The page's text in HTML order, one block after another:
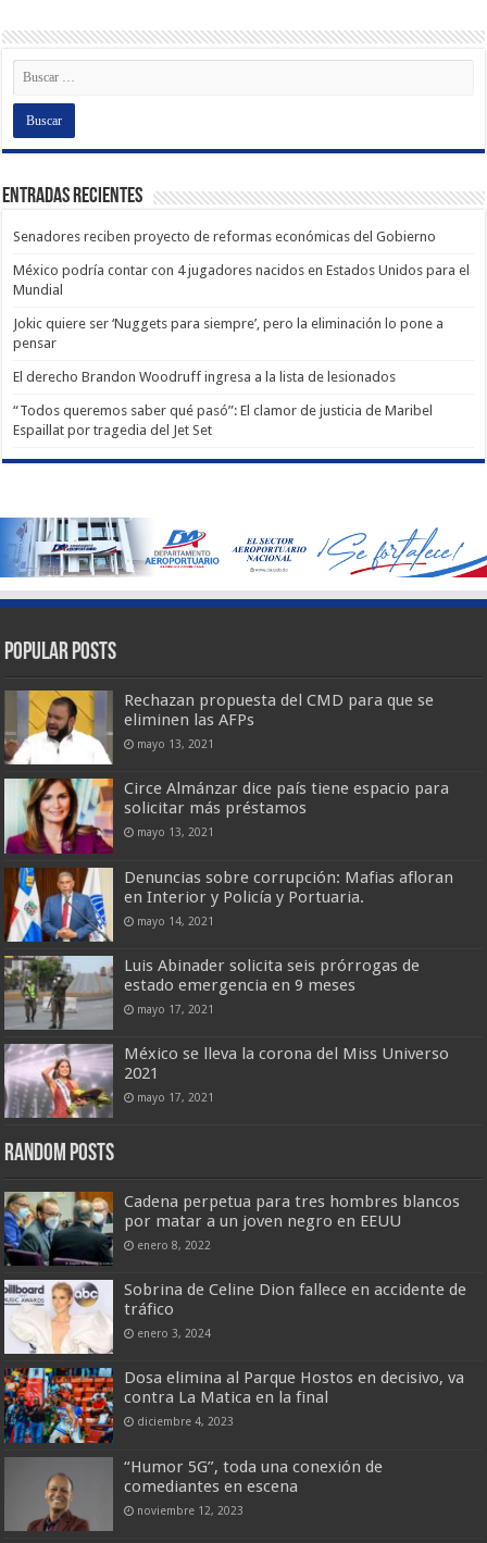
Entradas recientes
Senadores reciben proyecto de reformas económicas del Gobierno
México podría contar con 4 jugadores nacidos en Estados Unidos para el
Mundial
Jokic quiere ser ‘Nuggets para siempre’, pero la eliminación lo pone a
pensar
El derecho Brandon Woodruff ingresa a la lista de lesionados
“Todos queremos saber qué pasó”: El clamor de justicia de Maribel
Espaillat por tragedia del Jet Set
Popular Posts
Rechazan propuesta del CMD para que se
eliminen las AFPs
mayo 13, 2021
Circe Almánzar dice país tiene espacio para
solicitar más préstamos
mayo 13, 2021
Denuncias sobre corrupción: Mafias afloran
en Interior y Policía y Portuaria.
mayo 14, 2021
Luis Abinader solicita seis prórrogas de
estado emergencia en 9 meses
mayo 17, 2021
México se lleva la corona del Miss Universo
2021
mayo 17, 2021
Random Posts
Cadena perpetua para tres hombres blancos
por matar a un joven negro en EEUU
enero 8, 2022
Sobrina de Celine Dion fallece en accidente de
tráfico
enero 3, 2024
Dosa elimina al Parque Hostos en decisivo, va
contra La Matica en la final
diciembre 4, 2023
“Humor 5G”, toda una conexión de
comediantes en escena
noviembre 12, 2023